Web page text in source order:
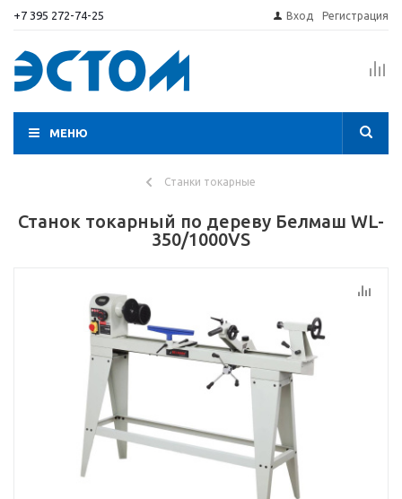
+7 395 272-74-25 Вход Регистрация
МЕНЮ
Станки токарные
Станок токарный по дереву Белмаш WL-
350/1000VS